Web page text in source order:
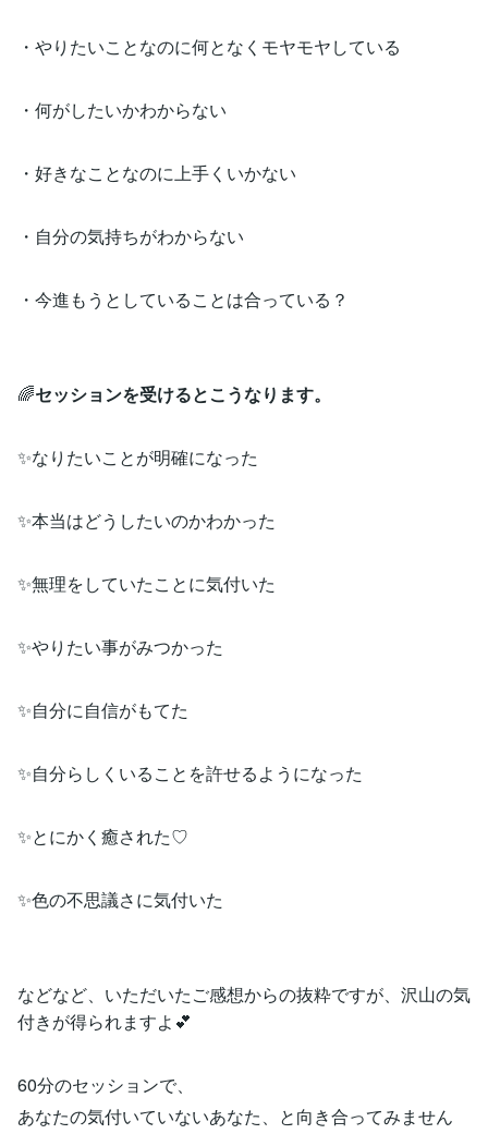
・やりたいことなのに何となくモヤモヤしている
・何がしたいかわからない
・好きなことなのに上手くいかない
・自分の気持ちがわからない
・今進もうとしていることは合っている？
🌈セッションを受けるとこうなります。
✨なりたいことが明確になった
✨本当はどうしたいのかわかった
✨無理をしていたことに気付いた
✨やりたい事がみつかった
✨自分に自信がもてた
✨自分らしくいることを許せるようになった
✨とにかく癒された♡
✨色の不思議さに気付いた
などなど、いただいたご感想からの抜粋ですが、沢山の気
付きが得られますよ💕
60分のセッションで、
あなたの気付いていないあなた、と向き合ってみません